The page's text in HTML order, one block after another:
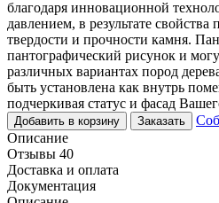
благодаря инновационной
давлением, в результате
твердости и прочности камня.
пантографический рисунок и
различных вариантах пород
быть установлена как внутрь
подчеркивая статус и фасад
Добавить в корзину Заказать
Описание
Отзывы 40
Доставка и оплата
Документация